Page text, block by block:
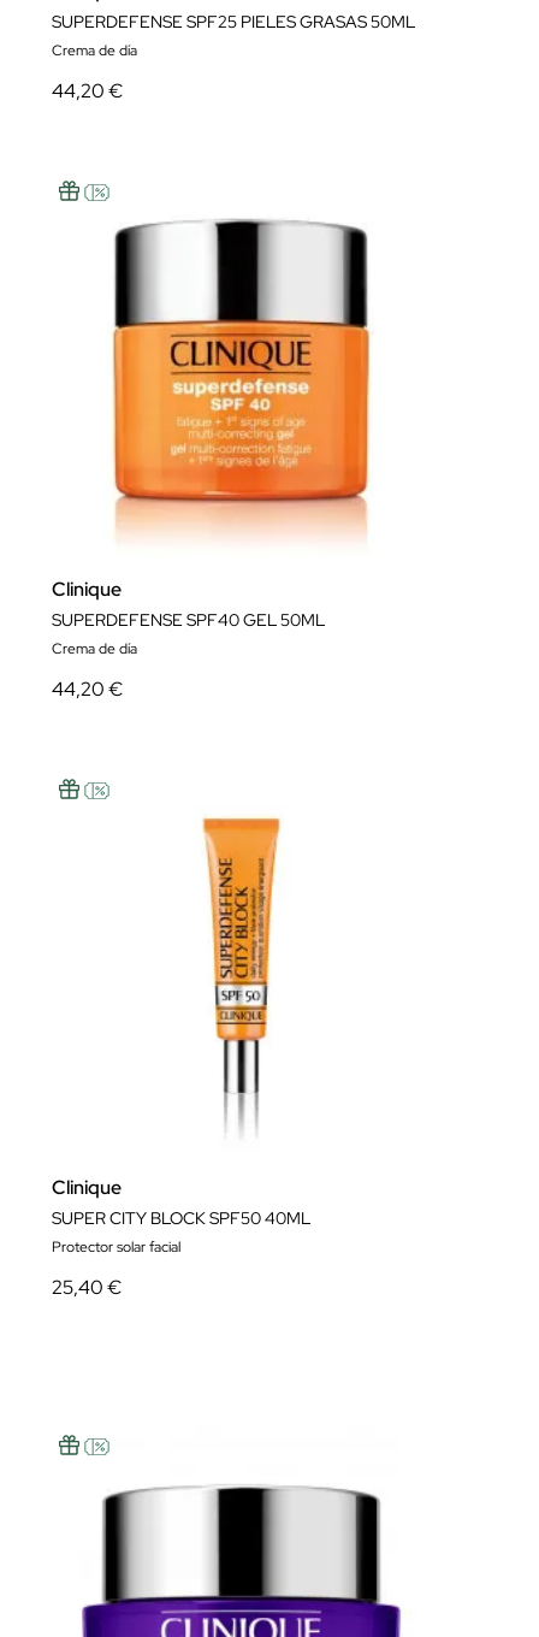
SUPERDEFENSE SPF25 PIELES GRASAS 50ML
Crema de día
44,20 €
Clinique
SUPERDEFENSE SPF40 GEL 50ML
Crema de día
44,20 €
Clinique
SUPER CITY BLOCK SPF50 40ML
Protector solar facial
25,40 €